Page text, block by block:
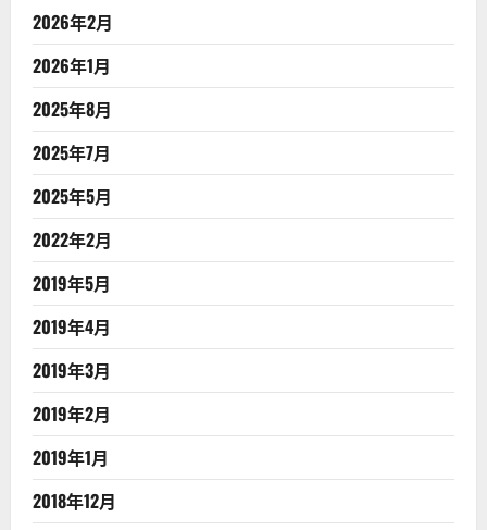
2026年2月
2026年1月
2025年8月
2025年7月
2025年5月
2022年2月
2019年5月
2019年4月
2019年3月
2019年2月
2019年1月
2018年12月